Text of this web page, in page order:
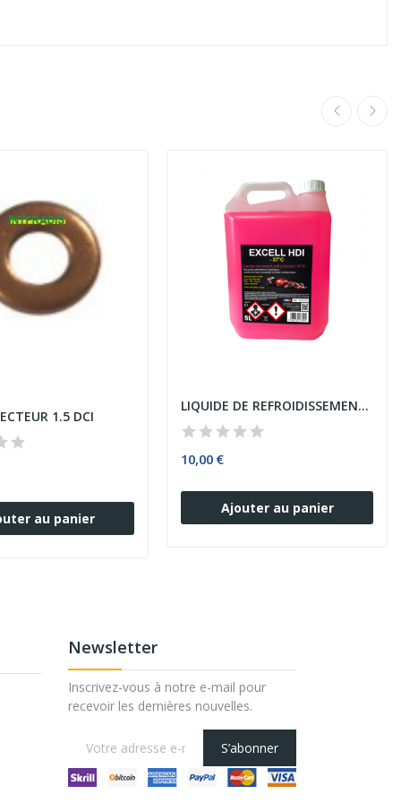
1.5 DCI
au panier
LIQUIDE DE REFROIDISSEMENT -37°C
10,00 €
Ajouter au panier
Newsletter
Inscrivez-vous à notre e-mail pour
recevoir les dernières nouvelles.
S’abonner